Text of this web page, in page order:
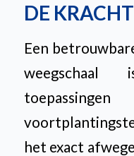
DE
Een
het exact